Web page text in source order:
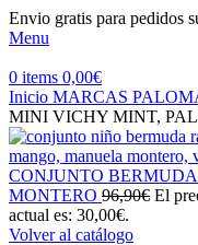
Envio gratis para pedidos
Menu
0 items 0,00€
Inicio MARCAS
MINI VICHY MINT,
CONJUNTO
MONTERO 96,90€ El
actual es: 30,00€.
Volver al catálogo